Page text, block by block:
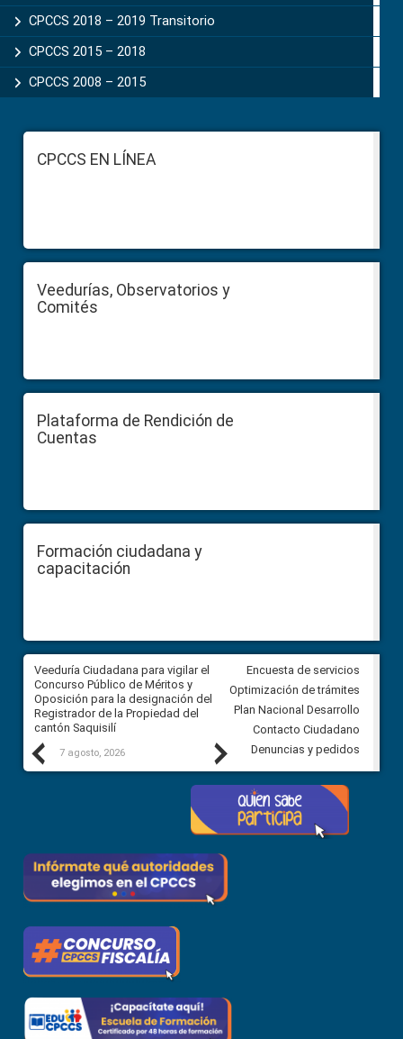
CPCCS 2018 – 2019 Transitorio
CPCCS 2015 – 2018
CPCCS 2008 – 2015
FooterCPCCS EN LÍNEA
Veedurías, Observatorios y
Comités
Plataforma de Rendición de
Cuentas
Formación ciudadana y
capacitación
Previous
Veeduría Ciudadana para vigilar el
Concurso Público de Méritos y
Oposición para la designación del
Registrador de la Propiedad del
cantón Saquisilí
7 agosto, 2026
Veeduría Ciudadana para
construcción del asfaltado de
diferentes barrios del sector
Ballenita del cantón Santa
7 agosto, 2026
Next
Encuesta de servicios
Optimización de trámites
Plan Nacional Desarrollo
Contacto Ciudadano
Denuncias y pedidos